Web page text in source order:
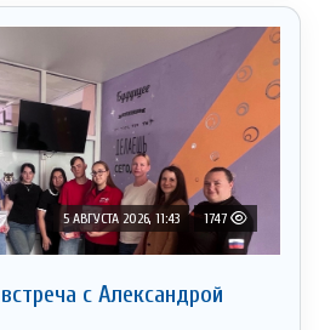
5 АВГУСТА 2026, 11:43 1747
с Александрой